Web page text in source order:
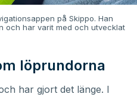
på Skippo. Han
och har varit med och utvecklat
löprundorna
har gjort det länge. I